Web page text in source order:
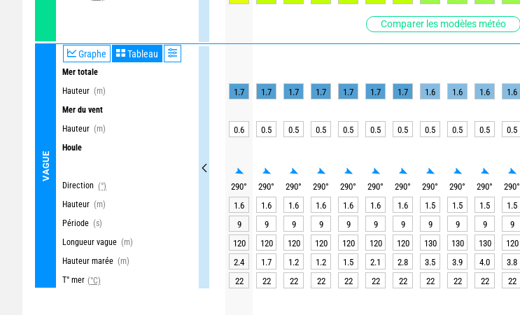
Comparer les modèles météo
VAGUE
Graphe Tableau
Mer totale
Hauteur (m)
Mer du vent
Hauteur (m)
Houle
Direction (°)
Hauteur (m)
Période (s)
Longueur vague (m)
Hauteur marée (m)
T° mer (°C)
1.7 1.7 1.7 1.7 1.7 1.7 1.7 1.6 1.6 1.6 1.6
0.6 0.5 0.5 0.5 0.5 0.5 0.5 0.5 0.5 0.5 0.5
290° 290° 290° 290° 290° 290° 290° 290° 290° 290° 290°
1.6
1.6 1.6 1.6 1.6 1.6 1.6 1.5 1.5 1.5 1.5
9
9 9 9 9 9 9 9 9 9 9
120
120 120 120 120 120 120 130 130 130 120
2.4
1.7 1.2 1.2 1.5 2.1 2.8 3.5 3.9 4.0 3.8
22
22 22 22 22 22 22 22 22 22 22